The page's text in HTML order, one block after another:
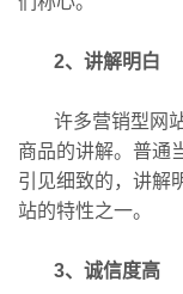
2、讲解明白
许多营销型网
商品的讲解。普通
引见细致的，讲解
站的特性之一。
3、诚信度高